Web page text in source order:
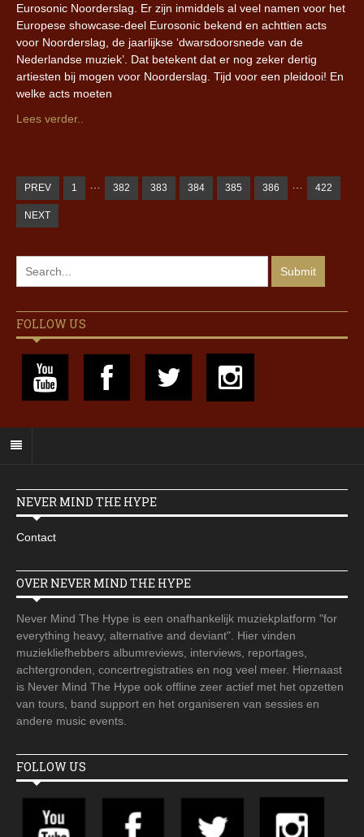
Eurosonic Noorderslag. Er zijn inmiddels al veel namen voor het
Europese showcase-deel Eurosonic bekend en achttien acts
voor Noorderslag, de jaarlijkse ‘dwarsdoorsnede van de
Nederlandse muziek’. Dat betekent dat er nog zeker dertig
artiesten bij mogen voor Noorderslag. Tijd voor een pleidooi! En
welke acts moeten
Lees verder..
PREV 1 382 383 384 385 386 422
NEXT
FOLLOW US
NEVER MIND THE HYPE
Contact
OVER NEVER MIND THE HYPE
Never Mind The Hype is een onafhankelijk muziekplatform "for
everything heavy, alternative and deviant". Hier vinden
muziekliefhebbers albumreviews, interviews, reportages,
achtergronden, concertregistraties en nog veel meer. Hiernaast
is Never Mind The Hype ook offline zeer actief met het opzetten
van tours, band support en het organiseren van sessies en
andere music events.
FOLLOW US